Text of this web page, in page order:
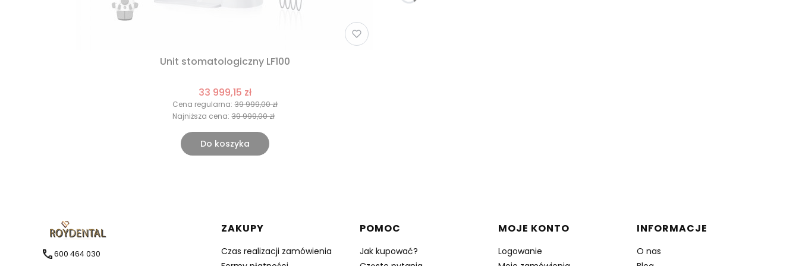
Unit stomatologiczny LF100
33 999,15 zł
Cena regularna: 39 999,00 zł
Najniższa cena: 39 999,00 zł
Do koszyka
600 464 030
Linki w stopce
ZAKUPY
Czas realizacji zamówienia
POMOC
Jak kupować?
MOJE KONTO
Logowanie
INFORMACJE
O nas